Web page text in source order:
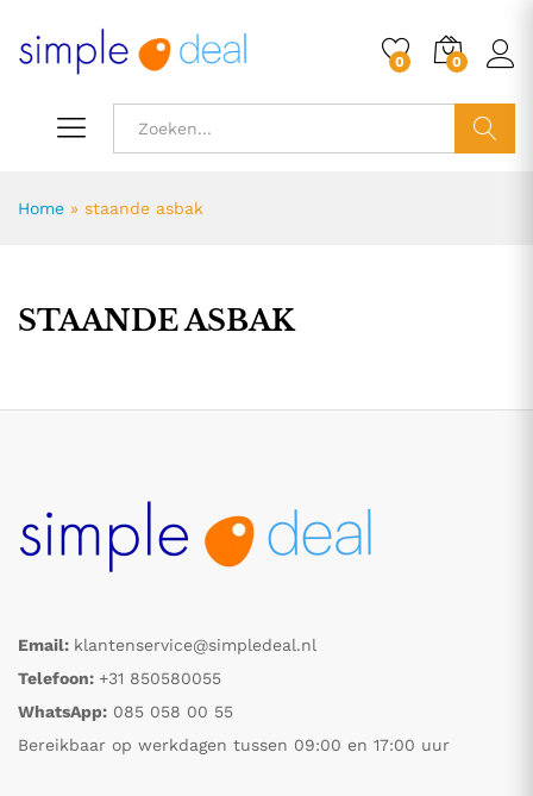
0 0
Home » staande asbak
STAANDE ASBAK
Email: klantenservice@simpledeal.nl
Telefoon: +31 850580055
WhatsApp: 085 058 00 55
Bereikbaar op werkdagen tussen 09:00 en 17:00 uur